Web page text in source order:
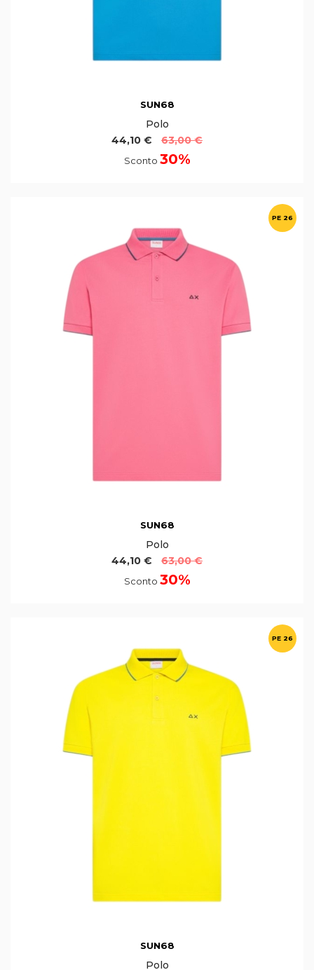
SUN68
Polo
44,10 €
63,00 €
Sconto 30%
PE 26
SUN68
Polo
44,10 €
63,00 €
Sconto 30%
PE 26
SUN68
Polo